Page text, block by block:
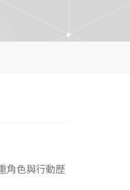
角色與行動歷